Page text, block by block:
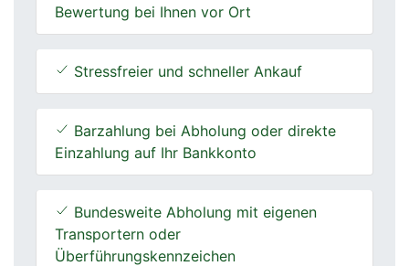
Bewertung bei Ihnen vor Ort
Stressfreier und schneller Ankauf
Barzahlung bei Abholung oder direkte
Einzahlung auf Ihr Bankkonto
Bundesweite Abholung mit eigenen
Transportern oder
Überführungskennzeichen